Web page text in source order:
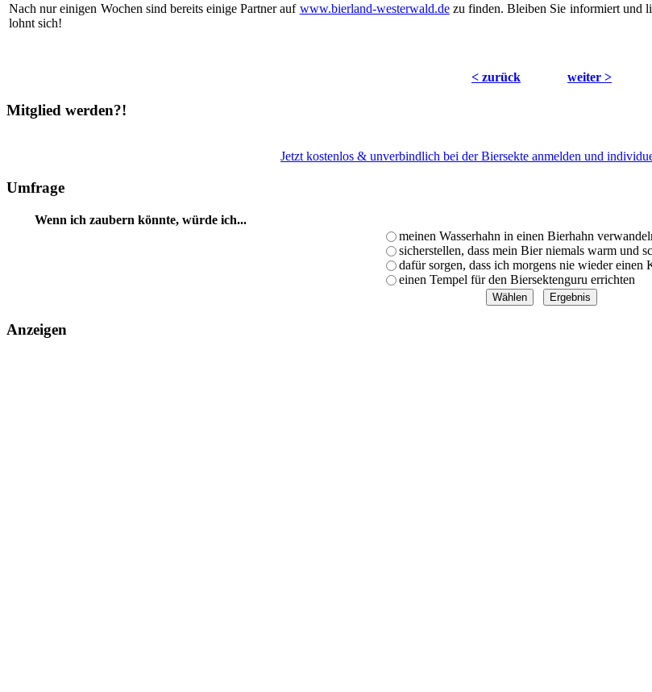
Nach nur einigen Wochen sind bereits einige Partner auf www.bierland-westerwald.dezu finden. Bleiben Sie informiert und
lohnt sich!
< zurück weiter >
Mitglied werden?!
Jetzt kostenlos & unverbindlich bei der Biersekte anmelden und
Umfrage
Wenn ich zaubern könnte, würde ich...
meinen Wasserhahn in einen Bierhahn
sicherstellen, dass mein Bier niemals warm und
dafür sorgen, dass ich morgens nie wieder einen
einen Tempel für den Biersektenguru errichten
Anzeigen